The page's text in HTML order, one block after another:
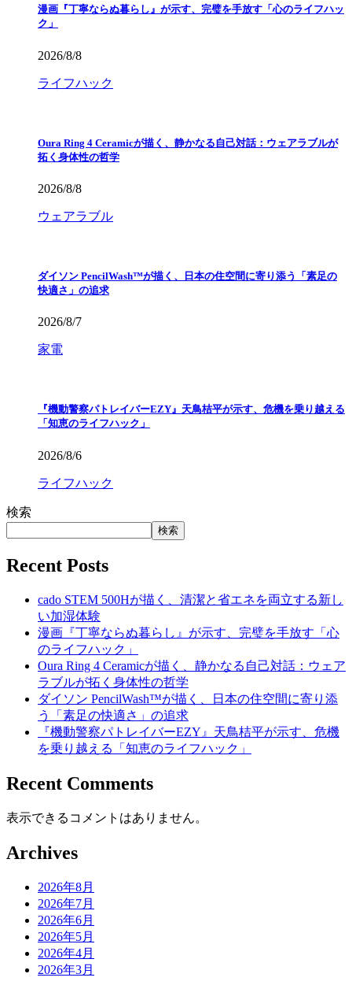
漫画『丁寧ならぬ暮らし』が示す、完璧を手放す「心のライフハッ
ク」
2026/8/8
ライフハック
Oura Ring 4 Ceramicが描く、静かなる自己対話：ウェアラブルが
拓く身体性の哲学
2026/8/8
ウェアラブル
ダイソン PencilWash™が描く、日本の住空間に寄り添う「素足の
快適さ」の追求
2026/8/7
家電
『機動警察パトレイバーEZY』天鳥桔平が示す、危機を乗り越える
「知恵のライフハック」
2026/8/6
ライフハック
検索
検索
Recent Posts
cado STEM 500Hが描く、清潔と省エネを両立する新し
い加湿体験
漫画『丁寧ならぬ暮らし』が示す、完璧を手放す「心
のライフハック」
Oura Ring 4 Ceramicが描く、静かなる自己対話：ウェア
ラブルが拓く身体性の哲学
ダイソン PencilWash™が描く、日本の住空間に寄り添
う「素足の快適さ」の追求
『機動警察パトレイバーEZY』天鳥桔平が示す、危機
を乗り越える「知恵のライフハック」
Recent Comments
表示できるコメントはありません。
Archives
2026年8月
2026年7月
2026年6月
2026年5月
2026年4月
2026年3月